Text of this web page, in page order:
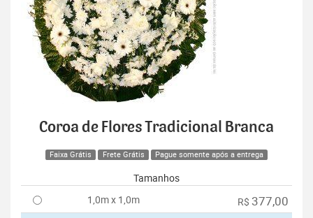
Coroa de Flores Tradicional Branca
Faixa Grátis Frete Grátis Pague somente após a entrega
Tamanhos
1,0m x 1,0m
R$ 377,00